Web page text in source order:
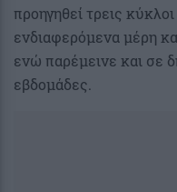
προηγηθεί τρεις
ενδιαφερόμενα μέρη
ενώ παρέμεινε και σε
εβδομάδες.